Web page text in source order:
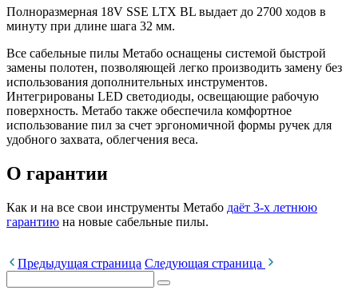
Полноразмерная 18V SSE LTX BL выдает до 2700 ходов в
минуту при длине шага 32 мм.
Все сабельные пилы Метабо оснащены системой быстрой
замены полотен, позволяющей легко производить замену без
использования дополнительных инструментов.
Интегрированы LED светодиоды, освещающие рабочую
поверхность. Метабо также обеспечила комфортное
использование пил за счет эргономичной формы ручек для
удобного захвата, облегчения веса.
О гарантии
Как и на все свои инструменты Метабо даёт 3-х летнюю
гарантию на новые сабельные пилы.
Предыдущая страница Следующая страница